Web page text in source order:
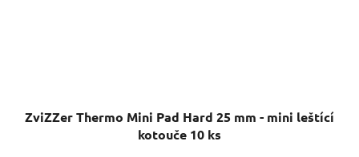
ZviZZer Thermo Mini Pad Hard 25 mm - mini leštící
kotouče 10 ks